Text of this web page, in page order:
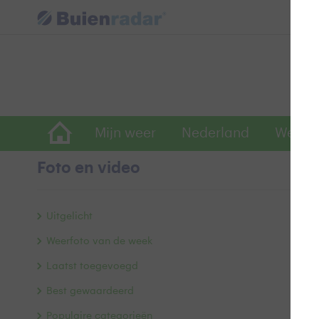
Mijn weer Nederland
Foto en video
Uitgelicht
Weerfoto van de week
Laatst toegevoegd
Best gewaardeerd
Populaire categorieën